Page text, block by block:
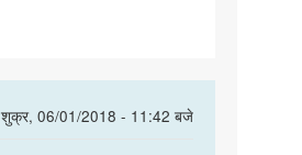
शुक्र, 06/01/2018 - 11:42 बजे